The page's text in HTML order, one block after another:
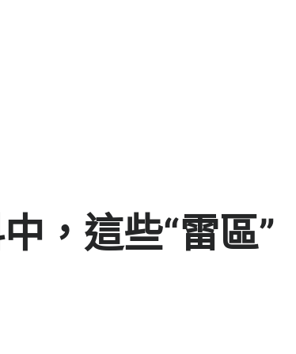
，這些“雷區”